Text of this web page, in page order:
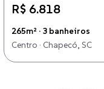
R$ 6.818
265m² · 3 banheiros
Centro · Chapecó, SC